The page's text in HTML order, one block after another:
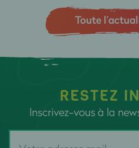
Toute
RESTEZ
Inscrivez-vous à la